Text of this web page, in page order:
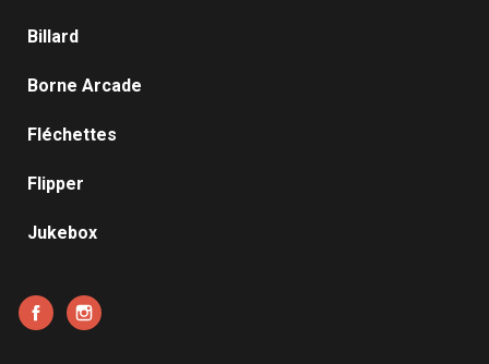
Billard
Borne Arcade
Fléchettes
Flipper
Jukebox
Facebook